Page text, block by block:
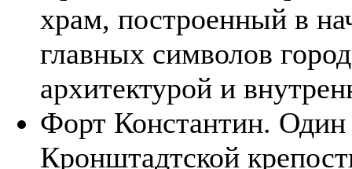
храм, построенный в
главных символов
архитектурой и
Форт Константин.
Кронштадтской